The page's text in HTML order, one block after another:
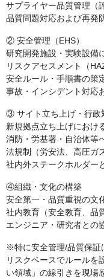
サプライヤー品質管理（
品質問題対応および再発
② 安全管理（EHS）
研究開発施設・実験設備
リスクアセスメント（
安全ルール・手順書の策
事故・インシデント対応
③ サイト立ち上げ・行政
新規拠点立ち上げにおけ
消防・労基署・自治体等
法規制（労安法、高圧ガ
社内外ステークホルダー
④組織・文化の構築
安全第一・品質重視の文
社内教育（安全教育、品
エンジニア・研究者との
※特に安全管理/品質保証
リスクベースでルールを
い領域」の線引きを現場